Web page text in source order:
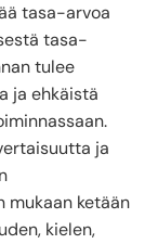
tasa-arvoa
tasa-
tulee
ja ehkäistä
ja
mukaan ketään
kielen,